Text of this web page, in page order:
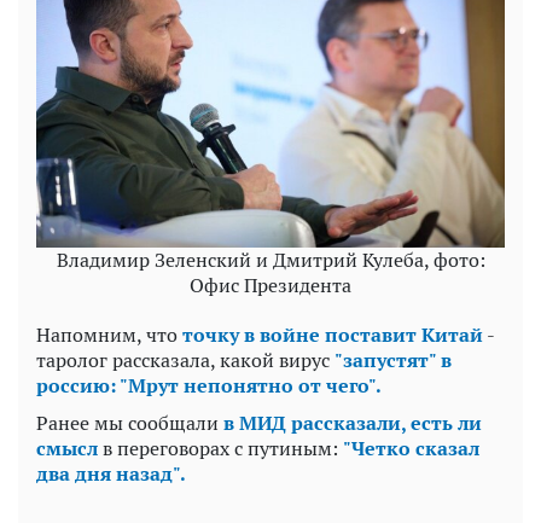
Владимир Зеленский и Дмитрий Кулеба, фото:
Офис Президента
Напомним, чтоточку в войне поставит Китай-
таролог рассказала, какой вирус "запустят" в
россию: "Мрут непонятно от чего".
Ранее мы сообщали в МИД рассказали, есть ли
смыслв переговорах с путиным: "Четко сказал
два дня назад".